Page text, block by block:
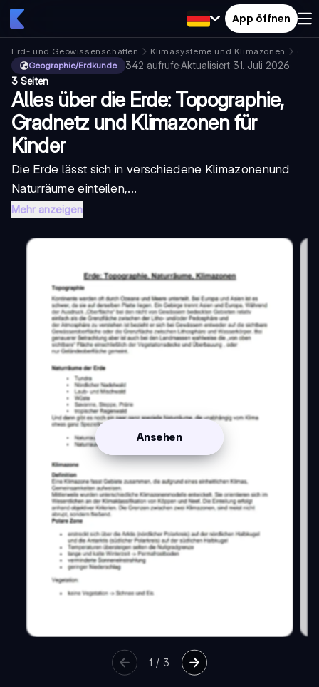
App öffnen
Erd- und Geowissenschaften Klimasysteme und Klimazonen
Geographie/Erdkunde
342 aufrufe·Aktualisiert 31. Juli 2026·
3 Seiten
Alles über die Erde: Topographie,
Gradnetz und Klimazonen für
Kinder
Die Erde lässt sich in verschiedene Klimazonenund
Naturräume einteilen,...
Mehr anzeigen
Ansehen
1 / 3